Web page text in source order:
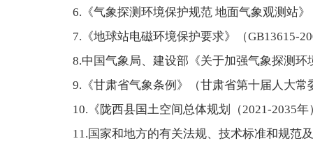
6.《气象探测环境保护规范 地面气象观测站》
7.《地球站电磁环境保护要求》（GB13615-
8.中国气象局、建设部《关于加强气象探测
9.《甘肃省气象条例》（甘肃省第十届人大常
10.《陇西县国土空间总体规划（2021-2035年
11.国家和地方的有关法规、技术标准和规范